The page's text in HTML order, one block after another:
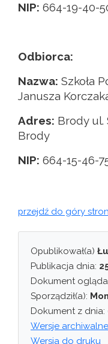
NIP: 664-19-40-
Odbiorca:
Nazwa: Szkoła
Janusza
Adres: Brody ul.
Brody
NIP: 664-15-46-
przejdź do góry
Opublikował(a)
Publikacja dnia:
Dokument
Sporządził(a):
Dokument z dnia:
Wersje archiwalne
Wersja do druku